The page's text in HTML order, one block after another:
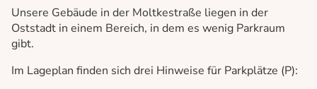
Unsere Gebäude in der Moltkestraße liegen in der
Oststadt in einem Bereich, in dem es wenig Parkraum
gibt.
Im Lageplan finden sich drei Hinweise für Parkplätze (P):